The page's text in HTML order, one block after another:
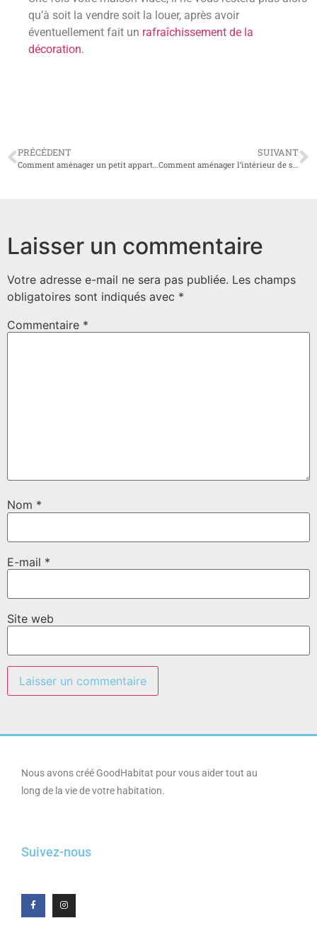
qu’à soit la vendre soit la louer, après avoir
éventuellement fait un rafraîchissement de la
décoration.
PRÉCÉDENT SUIVANT
Laisser un commentaire
Votre adresse e-mail ne sera pas publiée. Les champs
obligatoires sont indiqués avec *
Commentaire *
Nom *
E-mail *
Site web
Nous avons créé GoodHabitat pour vous aider tout au
long de la vie de votre habitation.
Suivez-nous